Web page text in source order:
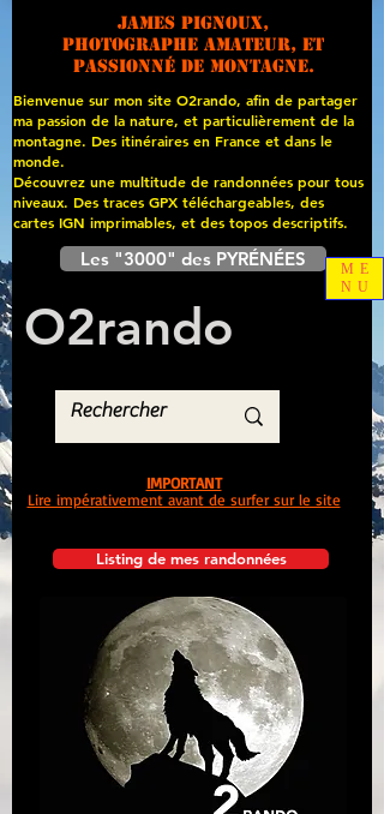
James PIGNOUX,
photographe amateur, et
passionné de montagne.
Bienvenue sur mon site O2rando, afin de partager
ma passion de la nature, et particulièrement de la
montagne. Des itinéraires en France et dans le
monde.
Découvrez une multitude de randonnées pour tous
niveaux. Des traces GPX téléchargeables, des
cartes IGN imprimables, et des topos descriptifs.
Les "3000" des PYRÉNÉES
O2rando
Listing de mes randonnées
IMPORTANT
Lire impérativement avant de surfer sur le site
ME
NU